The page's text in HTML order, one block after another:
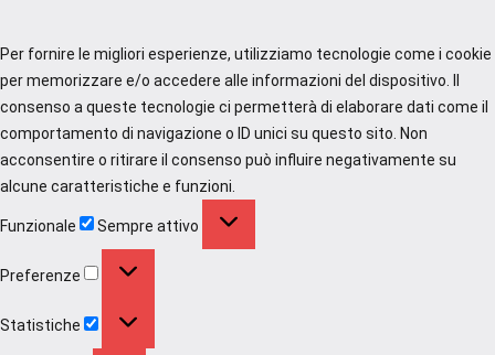
Per fornire le migliori esperienze, utilizziamo tecnologie come i cookie
per memorizzare e/o accedere alle informazioni del dispositivo. Il
consenso a queste tecnologie ci permetterà di elaborare dati come il
comportamento di navigazione o ID unici su questo sito. Non
acconsentire o ritirare il consenso può influire negativamente su
alcune caratteristiche e funzioni.
Funzionale Sempre attivo
Preferenze
Statistiche